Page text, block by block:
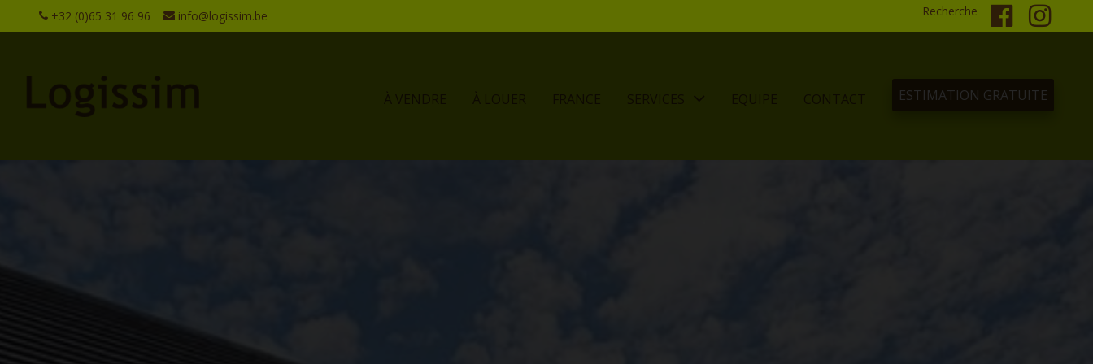
+32 (0)65 31 96 96 info@logissim.be Recherche
À VENDRE À LOUER FRANCE SERVICES EQUIPE CONTACT ESTIMATION GRATUITE